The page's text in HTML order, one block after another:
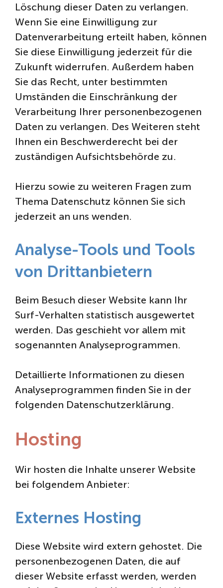
Löschung dieser Daten zu verlangen.
Wenn Sie eine Einwilligung zur
Datenverarbeitung erteilt haben, können
Sie diese Einwilligung jederzeit für die
Zukunft widerrufen. Außerdem haben
Sie das Recht, unter bestimmten
Umständen die Einschränkung der
Verarbeitung Ihrer personenbezogenen
Daten zu verlangen. Des Weiteren steht
Ihnen ein Beschwerderecht bei der
zuständigen Aufsichtsbehörde zu.
Hierzu sowie zu weiteren Fragen zum
Thema Datenschutz können Sie sich
jederzeit an uns wenden.
Analyse-Tools und Tools
von Drittanbietern
Beim Besuch dieser Website kann Ihr
Surf-Verhalten statistisch ausgewertet
werden. Das geschieht vor allem mit
sogenannten Analyseprogrammen.
Detaillierte Informationen zu diesen
Analyseprogrammen finden Sie in der
folgenden Datenschutzerklärung.
Hosting
Wir hosten die Inhalte unserer Website
bei folgendem Anbieter:
Externes Hosting
Diese Website wird extern gehostet. Die
personenbezogenen Daten, die auf
dieser Website erfasst werden, werden